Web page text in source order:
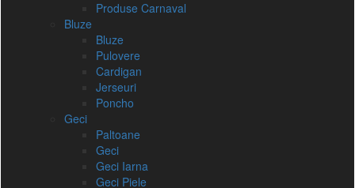
Produse Carnaval
Bluze
Bluze
Pulovere
Cardigan
Jerseuri
Poncho
Geci
Paltoane
Geci
Geci Iarna
Geci Piele